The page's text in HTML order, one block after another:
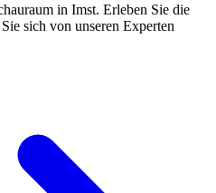
in Imst. Erleben Sie die
sich von unseren Experten